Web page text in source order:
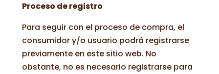
Proceso de registro
Para seguir con el proceso de compra, el
consumidor y/o usuario podrá registrarse
previamente en este sitio web. No
obstante, no es necesario registrarse para